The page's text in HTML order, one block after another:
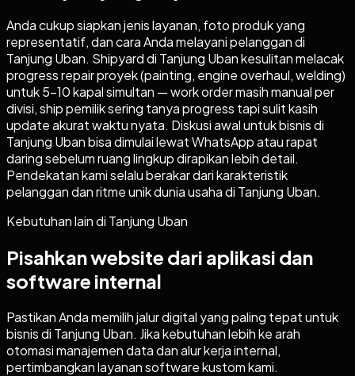
Anda cukup siapkan jenis layanan, foto produk yang
representatif, dan cara Anda melayani pelanggan di
Tanjung Uban. Shipyard di Tanjung Uban kesulitan melacak
progress repair proyek (painting, engine overhaul, welding)
untuk 5-10 kapal simultan — work order masih manual per
divisi, ship pemilik sering tanya progress tapi sulit kasih
update akurat waktu nyata. Diskusi awal untuk bisnis di
Tanjung Uban bisa dimulai lewat WhatsApp atau rapat
daring sebelum ruang lingkup dirapikan lebih detail.
Pendekatan kami selalu berakar dari karakteristik
pelanggan dan ritme unik dunia usaha di Tanjung Uban.
Kebutuhan lain di Tanjung Uban
Pisahkan website dari aplikasi dan
software internal
Pastikan Anda memilih jalur digital yang paling tepat untuk
bisnis di Tanjung Uban. Jika kebutuhan lebih ke arah
otomasi manajemen data dan alur kerja internal,
pertimbangkan layanan software kustom kami.